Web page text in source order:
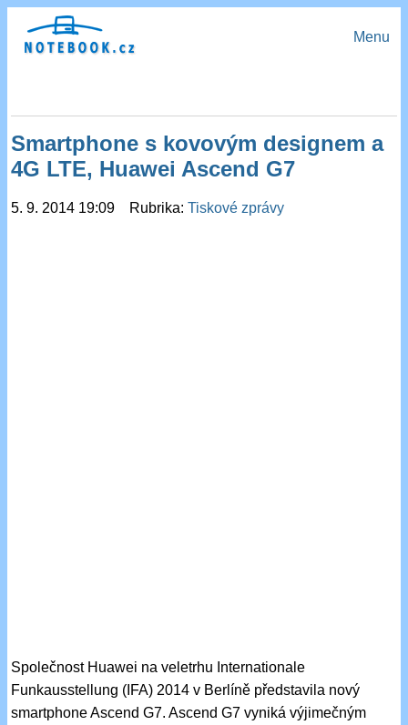
Menu
Smartphone s kovovým designem a
4G LTE, Huawei Ascend G7
5. 9. 2014 19:09 Rubrika:Tiskové zprávy
Společnost Huawei na veletrhu Internationale
Funkausstellung (IFA) 2014 v Berlíně představila nový
smartphone Ascend G7. Ascend G7 vyniká výjimečným